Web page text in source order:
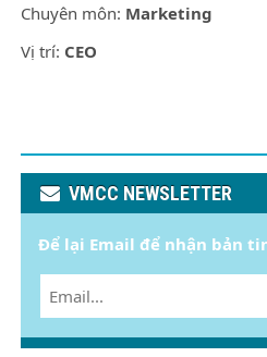
Chuyên môn: Marketing
Vị trí: CEO
VMCC NEWSLETTER
Để lại Email để nhận bản